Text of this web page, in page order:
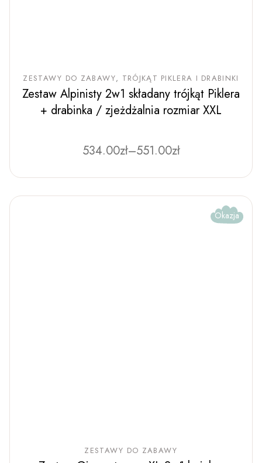
ZESTAWY DO ZABAWY TRÓJKĄT PIKLERA I DRABINKI
Zestaw Alpinisty 2w1 składany trójkąt Piklera
+ drabinka / zjeżdżalnia rozmiar XXL
534.00zł–551.00zł
Zakres
od
do
Ten
produkt
wiele
Opcje
Okazja
ZESTAWY DO ZABAWY